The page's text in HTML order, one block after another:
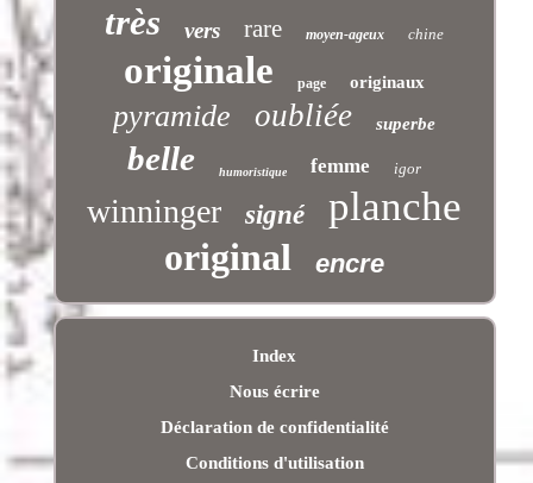
très vers rare moyen-ageux chine
originale page originaux
pyramide oubliée superbe
belle humoristique femme igor
winninger signé planche
original encre
Index
Nous écrire
Déclaration de confidentialité
Conditions d'utilisation